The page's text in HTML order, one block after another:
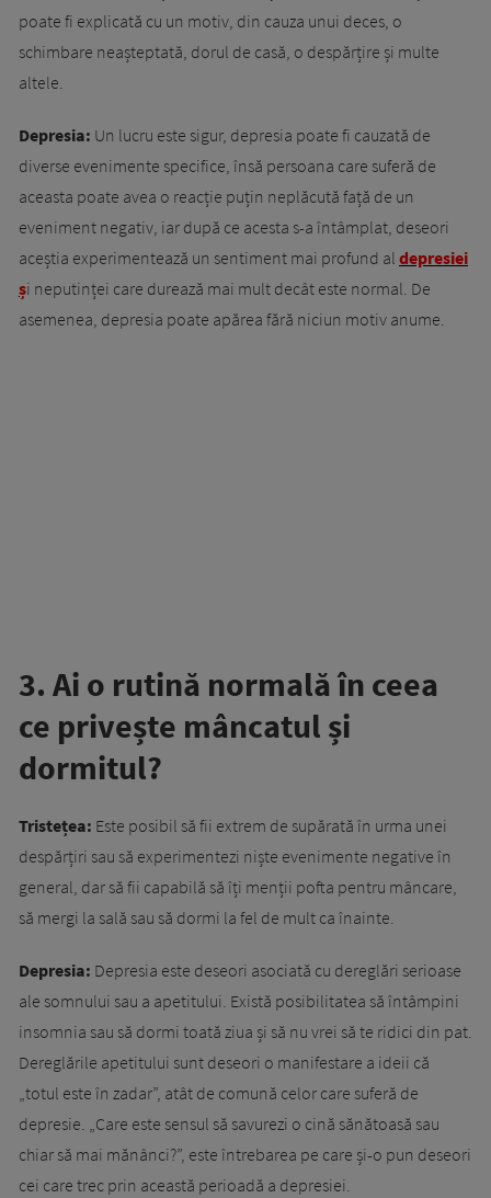
poate fi explicată cu un motiv, din cauza unui deces, o
schimbare neașteptată, dorul de casă, o despărțire și multe
altele.
Depresia: Un lucru este sigur, depresia poate fi cauzată de
diverse evenimente specifice, însă persoana care suferă de
aceasta poate avea o reacție puțin neplăcută față de un
eveniment negativ, iar după ce acesta s-a întâmplat, deseori
aceștia experimentează un sentiment mai profund al depresiei
și neputinței care durează mai mult decât este normal. De
asemenea, depresia poate apărea fără niciun motiv anume.
3. Ai o rutină normală în ceea
ce privește mâncatul și
dormitul?
Tristețea: Este posibil să fii extrem de supărată în urma unei
despărțiri sau să experimentezi niște evenimente negative în
general, dar să fii capabilă să îți menții pofta pentru mâncare,
să mergi la sală sau să dormi la fel de mult ca înainte.
Depresia: Depresia este deseori asociată cu dereglări serioase
ale somnului sau a apetitului. Există posibilitatea să întâmpini
insomnia sau să dormi toată ziua și să nu vrei să te ridici din pat.
Dereglările apetitului sunt deseori o manifestare a ideii că
„totul este în zadar”, atât de comună celor care suferă de
depresie. „Care este sensul să savurezi o cină sănătoasă sau
chiar să mai mănânci?”, este întrebarea pe care și-o pun deseori
cei care trec prin această perioadă a depresiei.